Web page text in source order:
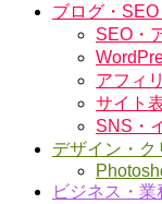
ブログ・
SEO・
アフィ
サイト
SNS・
デザイン・
ビジネス・